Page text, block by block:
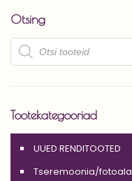
Otsing
Products
search
Tootekategooriad
UUED RENDITOOTED
Tseremoonia/fotoala